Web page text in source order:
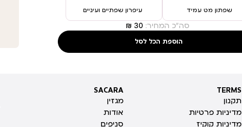
שפתון מט עמיד עיפרון שפתיים ועיניים
סה"כ המחיר:
הוספת הכל לסל
TERMS
TERMS
תקנון
מדיניות פרטיות
מדיניות קוקיז
SACARA
SACARA
מגזין
אודות
סניפים